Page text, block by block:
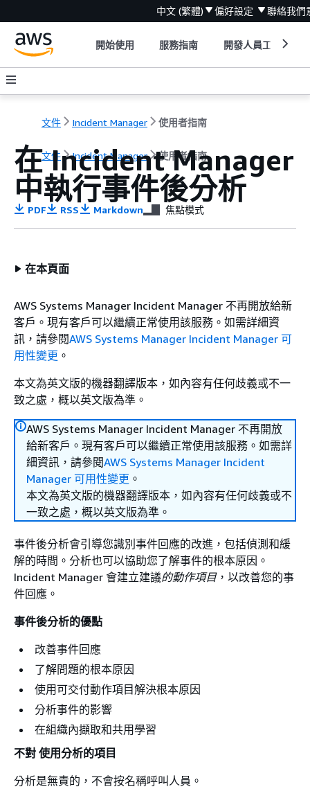
中文 (繁體) 偏好設定 聯絡我們
開始使用 服務指南 開發人員工具
文件 Incident Manager 使用者指南
文件 Incident Manager 使用者指南
在 Incident Manager
中執行事件後分析
PDF RSS Markdown 焦點模式
在本頁面
AWS Systems Manager Incident Manager 不再開放給新
客戶。現有客戶可以繼續正常使用該服務。如需詳細資
訊，請參閱AWS Systems Manager Incident Manager 可
用性變更 。
本文為英文版的機器翻譯版本，如內容有任何歧義或不一
致之處，概以英文版為準。
AWS Systems Manager Incident Manager 不再開放
給新客戶。現有客戶可以繼續正常使用該服務。如需詳
細資訊，請參閱AWS Systems Manager Incident
Manager 可用性變更 。
本文為英文版的機器翻譯版本，如內容有任何歧義或不
一致之處，概以英文版為準。
事件後分析會引導您識別事件回應的改進，包括偵測和緩
解的時間。分析也可以協助您了解事件的根本原因。
Incident Manager 會建立建議的動作項目，以改善您的事
件回應。
事件後分析的優點
改善事件回應
了解問題的根本原因
使用可交付動作項目解決根本原因
分析事件的影響
在組織內擷取和共用學習
不對 使用分析的項目
分析是無責的，不會按名稱呼叫人員。